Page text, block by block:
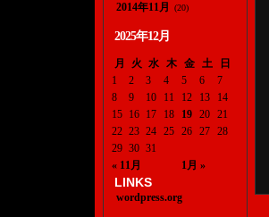
2014年11月 (20)
2025年12月
月 火 水 木 金 土 日
« 11月 1月 »
1 2 3 4 5 6
7
8
9 10 11 12 13
14
15
16 17 18 19 20
21
22 23 24 25 26 27
28
29 30 31
LINKS
wordpress.org